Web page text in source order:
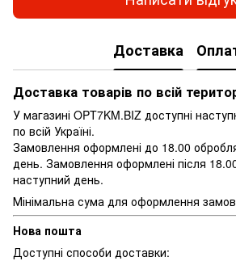
Доставка
Доставка товарів по всій
У магазині OPT7KM.BIZ доступні
по всій Україні.
Замовлення оформлені до 18.00
день. Замовлення оформлені після
наступний день.
Мінімальна сума для оформлення
Нова пошта
Доступні способи доставки: